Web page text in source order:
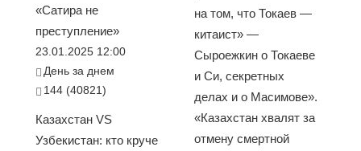
«Сатира не
преступление»
23.01.2025 12:00
День за днем
144 (40821)
Казахстан VS
Узбекистан: кто круче
на том, что Токаев —
китаист» —
Сыроежкин о Токаеве
и Си, секретных
делах и о Масимове».
«Казахстан хвалят за
отмену смертной